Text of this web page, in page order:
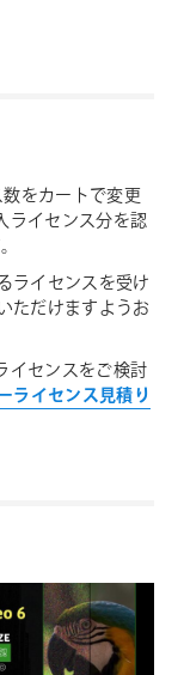
をカートで変更
ライセンス分を認
ライセンスを受け
ただけますようお
イセンスをご検討
ライセンス見積り